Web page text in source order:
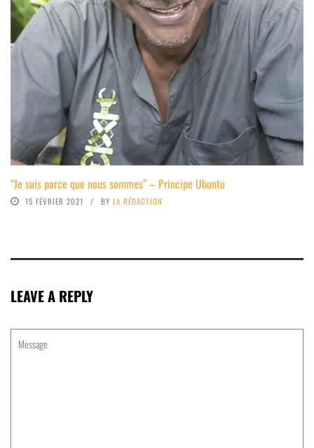
“Je suis parce que nous sommes” – Principe Ubuntu
15 FÉVRIER 2021 BY LA RÉDACTION
LEAVE A REPLY